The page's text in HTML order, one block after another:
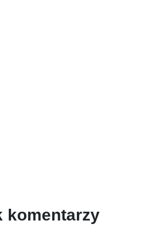
komentarzy